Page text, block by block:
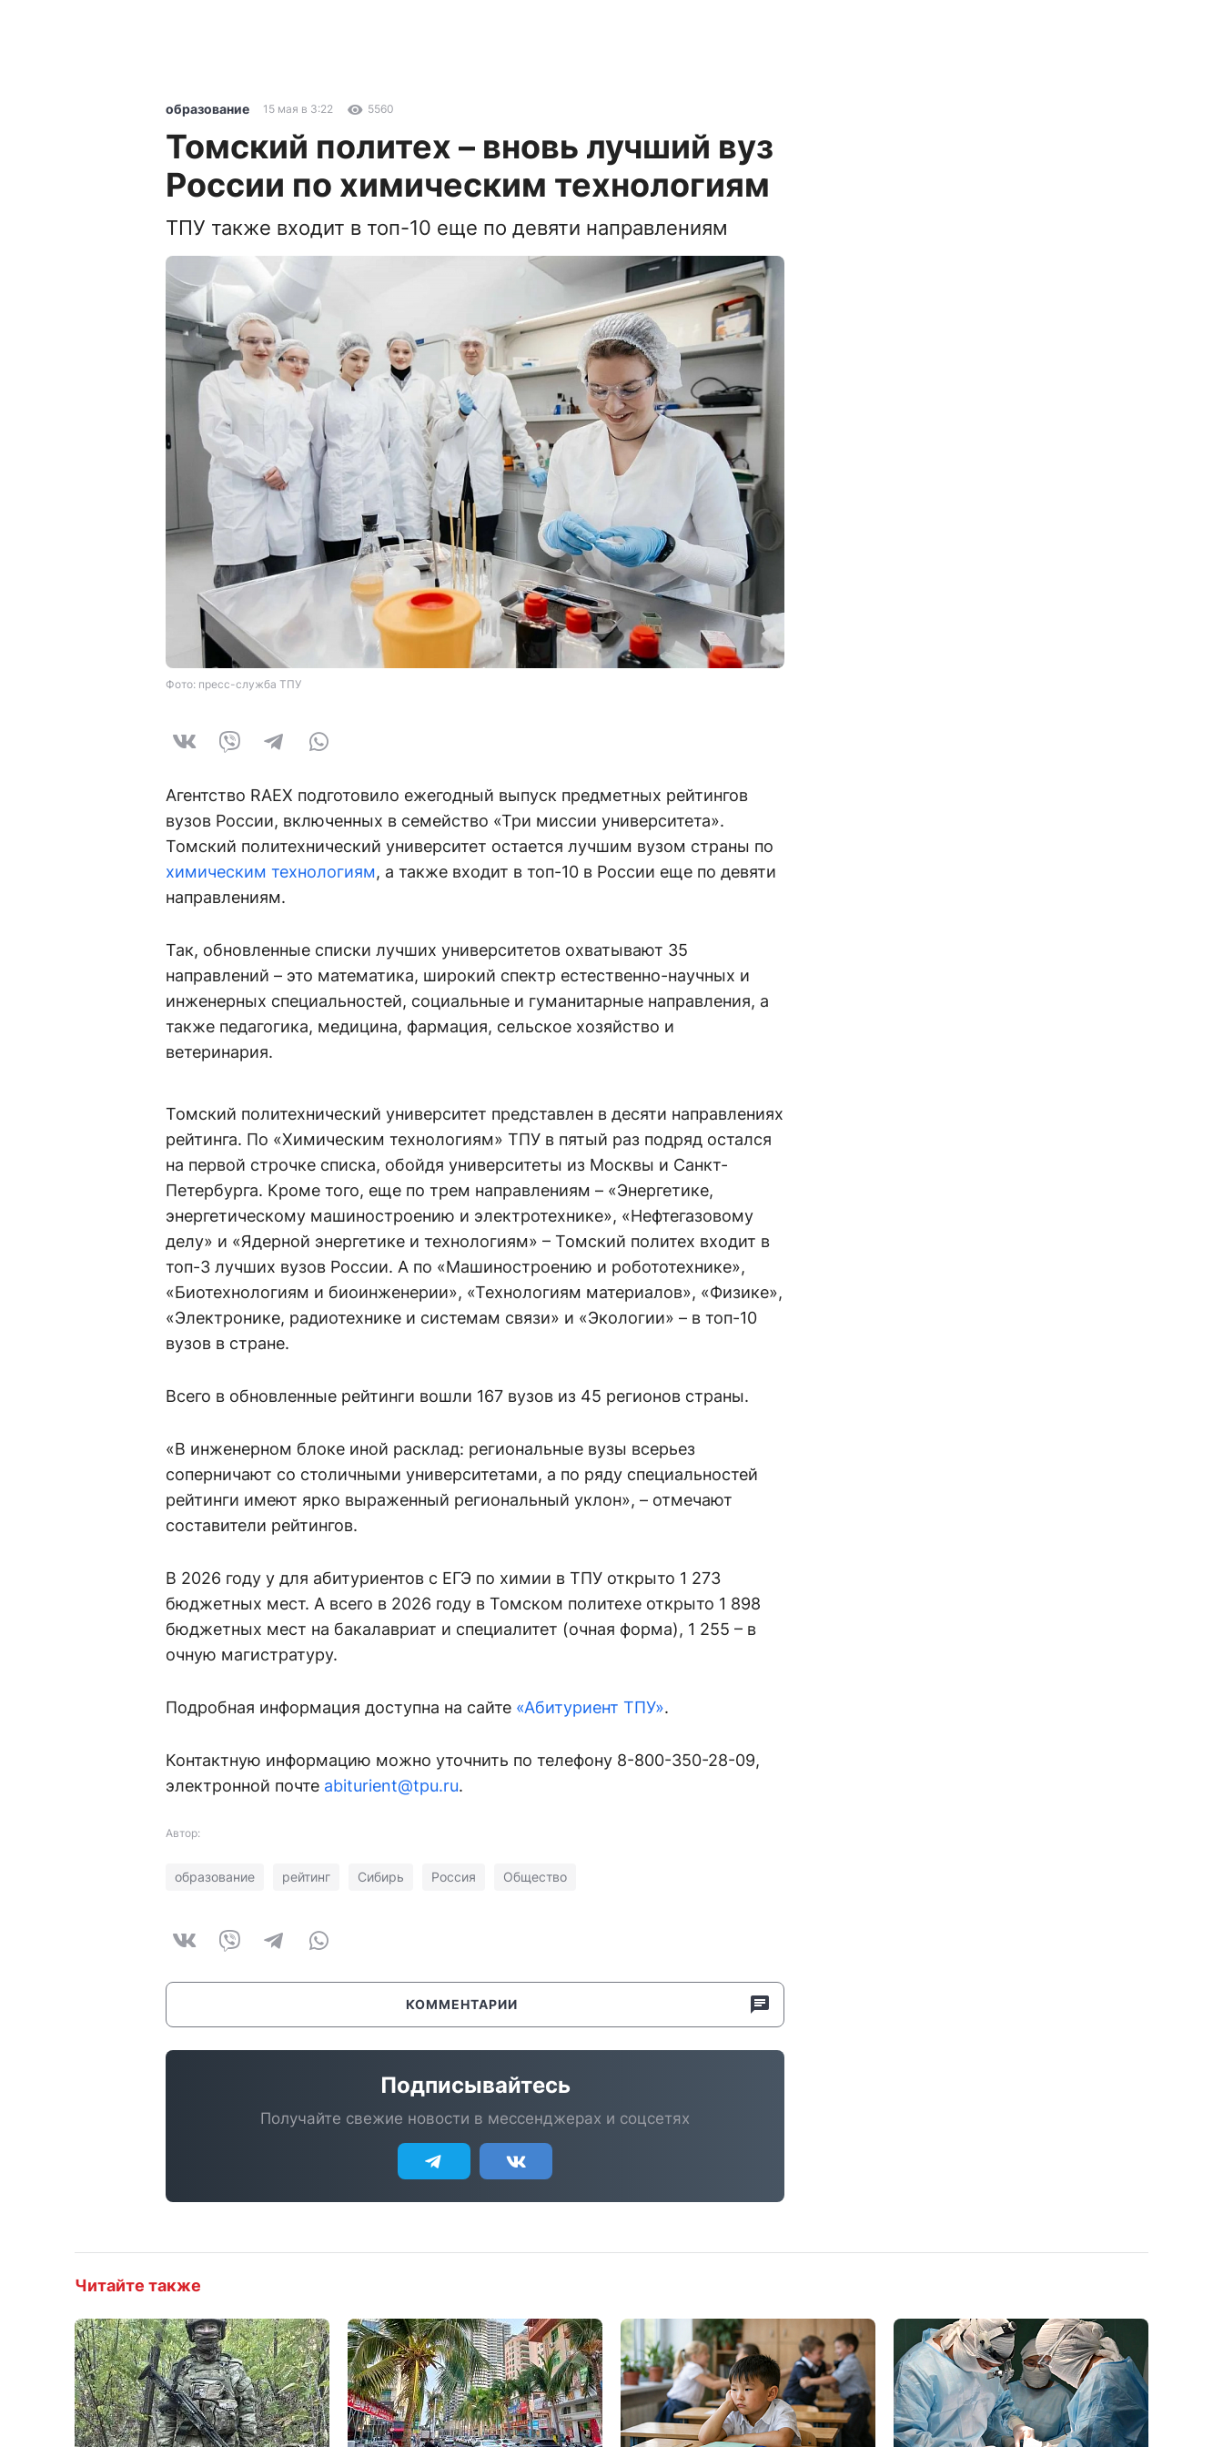
образование 15 мая в 3:22 5560
Томский политех – вновь лучший вуз
России по химическим технологиям
ТПУ также входит в топ-10 еще по девяти направлениям
Фото: пресс-служба ТПУ
Агентство RAEX подготовило ежегодный выпуск предметных рейтингов
вузов России, включенных в семейство «Три миссии университета».
Томский политехнический университет остается лучшим вузом страны по
химическим технологиям, а также входит в топ-10 в России еще по девяти
направлениям.
Так, обновленные списки лучших университетов охватывают 35
направлений – это математика, широкий спектр естественно-научных и
инженерных специальностей, социальные и гуманитарные направления, а
также педагогика, медицина, фармация, сельское хозяйство и
ветеринария.
Томский политехнический университет представлен в десяти направлениях
рейтинга. По «Химическим технологиям» ТПУ в пятый раз подряд остался
на первой строчке списка, обойдя университеты из Москвы и Санкт-
Петербурга. Кроме того, еще по трем направлениям – «Энергетике,
энергетическому машиностроению и электротехнике», «Нефтегазовому
делу» и «Ядерной энергетике и технологиям» – Томский политех входит в
топ-3 лучших вузов России. А по «Машиностроению и робототехнике»,
«Биотехнологиям и биоинженерии», «Технологиям материалов», «Физике»,
«Электронике, радиотехнике и системам связи» и «Экологии» – в топ-10
вузов в стране.
Всего в обновленные рейтинги вошли 167 вузов из 45 регионов страны.
«В инженерном блоке иной расклад: региональные вузы всерьез
соперничают со столичными университетами, а по ряду специальностей
рейтинги имеют ярко выраженный региональный уклон», – отмечают
составители рейтингов.
В 2026 году у для абитуриентов с ЕГЭ по химии в ТПУ открыто 1 273
бюджетных мест. А всего в 2026 году в Томском политехе открыто 1 898
бюджетных мест на бакалавриат и специалитет (очная форма), 1 255 – в
очную магистратуру.
Подробная информация доступна на сайте «Абитуриент ТПУ».
Контактную информацию можно уточнить по телефону 8-800-350-28-09,
электронной почте abiturient@tpu.ru.
Автор:
образование рейтинг Сибирь Россия Общество
КОММЕНТАРИИ
Подписывайтесь
Получайте свежие новости в мессенджерах и соцсетях
Читайте также